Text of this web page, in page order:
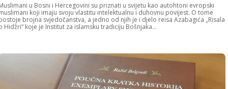
u Bosni i Hercegovini su priznati u svijetu kao autohtoni evropski
koji imaju svoju vlastitu intelektualnu i duhovnu povijest. O tome
brojna svjedočanstva, a jedno od njih je i djelo reisa Azabagića „Risala
Hidžri“ koje je Institut za islamsku tradiciju Bošnjaka...